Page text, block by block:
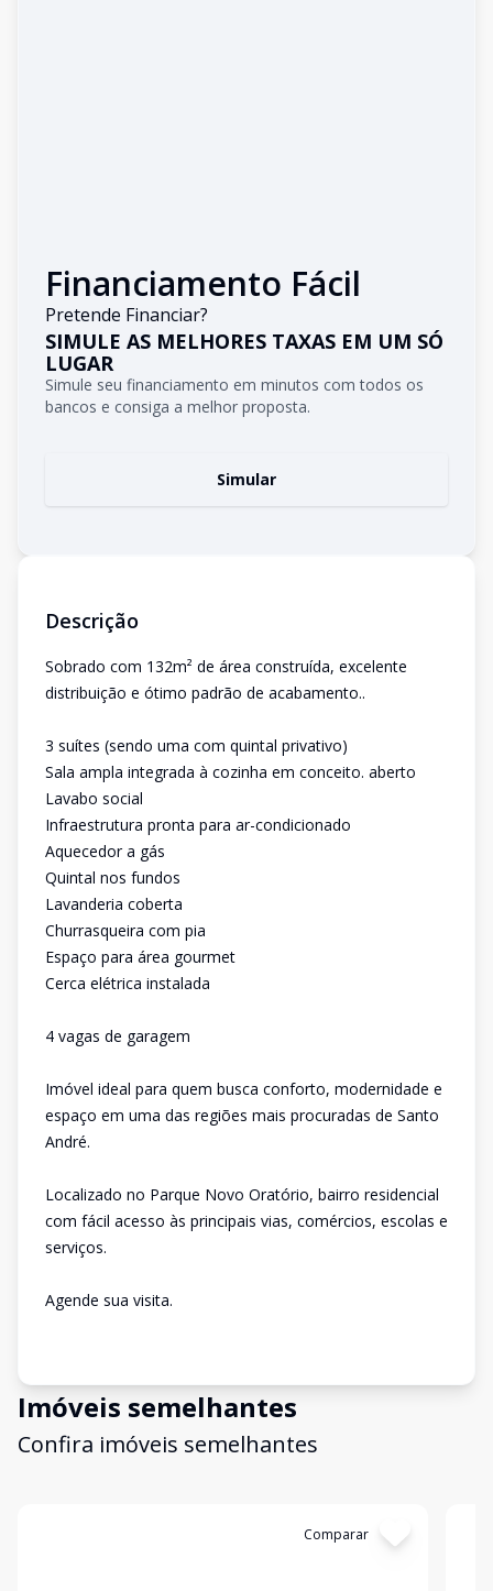
Financiamento Fácil
Pretende Financiar?
SIMULE AS MELHORES TAXAS EM UM SÓ
LUGAR
Simule seu financiamento em minutos com todos os
bancos e consiga a melhor proposta.
Simular
Descrição
Sobrado com 132m² de área construída, excelente
distribuição e ótimo padrão de acabamento..
3 suítes (sendo uma com quintal privativo)
Sala ampla integrada à cozinha em conceito. aberto
Lavabo social
Infraestrutura pronta para ar-condicionado
Aquecedor a gás
Quintal nos fundos
Lavanderia coberta
Churrasqueira com pia
Espaço para área gourmet
Cerca elétrica instalada
4 vagas de garagem
Imóvel ideal para quem busca conforto, modernidade e
espaço em uma das regiões mais procuradas de Santo
André.
Localizado no Parque Novo Oratório, bairro residencial
com fácil acesso às principais vias, comércios, escolas e
serviços.
Agende sua visita.
Imóveis semelhantes
Confira imóveis semelhantes
Comparar